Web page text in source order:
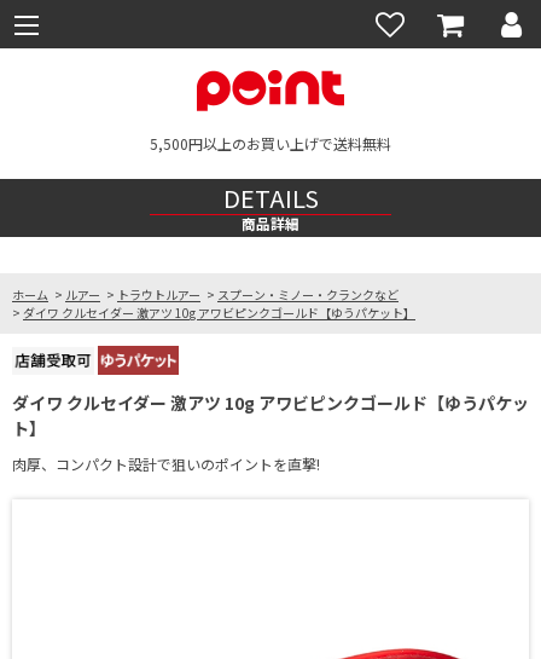
5,500円以上のお買い上げで送料無料
DETAILS
商品詳細
ホーム > ルアー > トラウトルアー > スプーン・ミノー・クランクなど
> ダイワ クルセイダー 激アツ 10g アワビピンクゴールド【ゆうパケット】
ダイワ クルセイダー 激アツ 10g アワビピンクゴールド【ゆうパケッ
ト】
肉厚、コンパクト設計で狙いのポイントを直撃!